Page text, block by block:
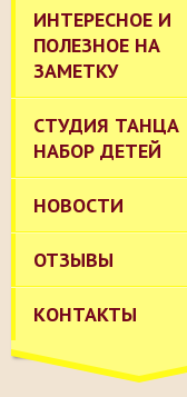
ИНТЕРЕСНОЕ И
ПОЛЕЗНОЕ НА
ЗАМЕТКУ
СТУДИЯ ТАНЦА
НАБОР ДЕТЕЙ
НОВОСТИ
ОТЗЫВЫ
КОНТАКТЫ